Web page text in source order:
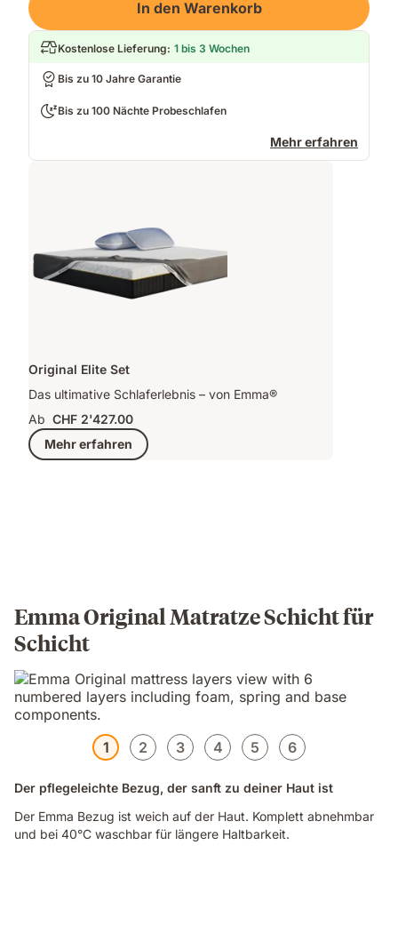
In den Warenkorb
Kostenlose Lieferung: 1 bis 3 Wochen
Bis zu 10 Jahre Garantie
Bis zu 100 Nächte Probeschlafen
Mehr erfahren
Original Elite Set
Das ultimative Schlaferlebnis – von Emma®
Ab CHF 2'427.00
Mehr erfahren
Emma Original Matratze Schicht für
Schicht
1 2 3 4 5 6
Der pflegeleichte Bezug, der sanft zu deiner Haut ist
Der Emma Bezug ist weich auf der Haut. Komplett abnehmbar
und bei 40°C waschbar für längere Haltbarkeit.